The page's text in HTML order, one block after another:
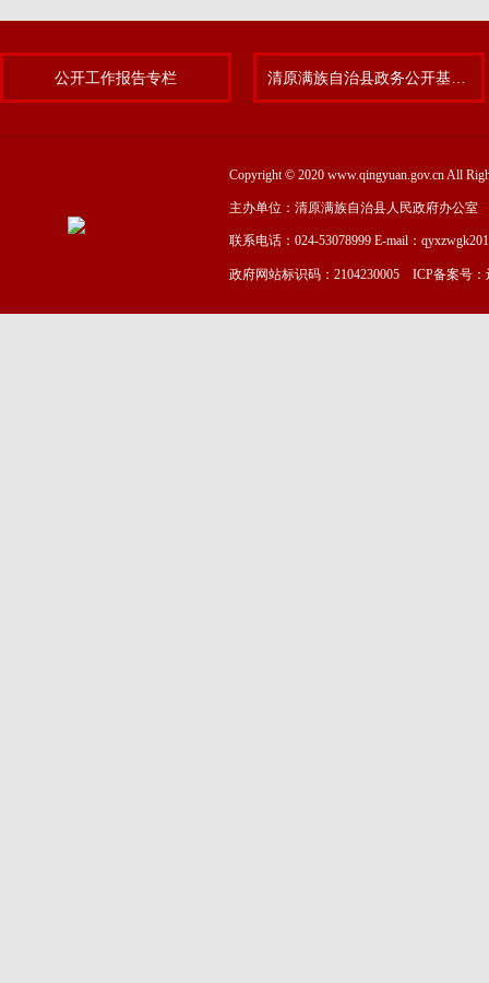
公开工作报告专栏
Copyright © 2020 www.qingyuan.gov.cn All
主办单位：清原满族自治县人民政府办公室
联系电话：024-53078999 E-mail：
政府网站标识码：2104230005 ICP备案号：